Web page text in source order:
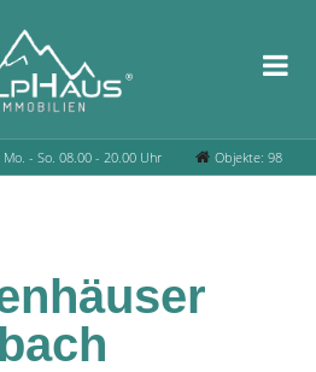
Mo. - So. 08.00 - 20.00 Uhr Objekte: 98